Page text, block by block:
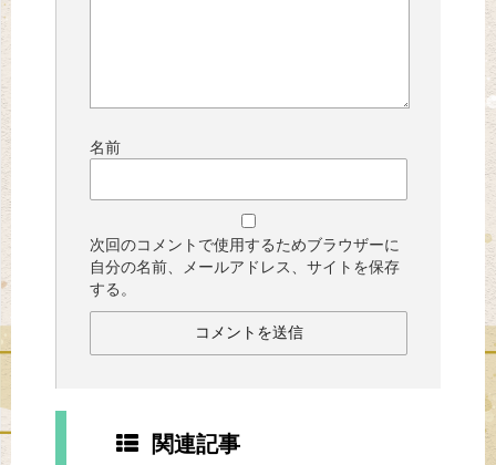
名前
次回のコメントで使用するためブラウザーに
自分の名前、メールアドレス、サイトを保存
する。
関連記事